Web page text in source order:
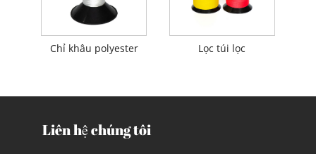
Chỉ khâu polyester Lọc túi lọc
Liên hệ chúng tôi